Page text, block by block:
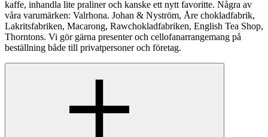
kaffe, inhandla lite praliner och kanske ett nytt favoritte. Några av
våra varumärken: Valrhona. Johan & Nyström, Åre chokladfabrik,
Lakritsfabriken, Macarong, Rawchokladfabriken, English Tea Shop,
Thorntons. Vi gör gärna presenter och cellofanarrangemang på
beställning både till privatpersoner och företag.